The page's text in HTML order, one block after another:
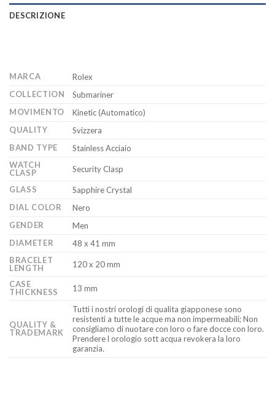
DESCRIZIONE
MARCA
Rolex
COLLECTION
Submariner
MOVIMENTO
Kinetic (Automatico)
QUALITY
Svizzera
BAND TYPE
Stainless Acciaio
WATCH
CLASP
Security Clasp
GLASS
Sapphire Crystal
DIAL COLOR
Nero
GENDER
Men
DIAMETER
48 x 41 mm
BRACELET
LENGTH
120 x 20 mm
CASE
THICKNESS
13 mm
QUALITY &
TRADEMARK
Tutti i nostri orologi di qualita giapponese sono
resistenti a tutte le acque ma non impermeabili; Non
consigliamo di nuotare con loro o fare docce con loro.
Prendere l orologio sott acqua revokera la loro
garanzia.